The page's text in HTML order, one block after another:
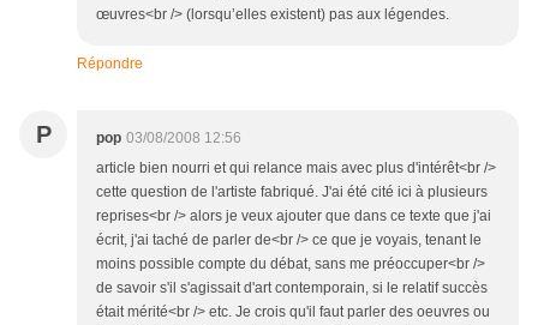
œuvres<br /> (lorsqu’elles existent) pas aux légendes.
Répondre
P pop 03/08/2008 12:56
article bien nourri et qui relance mais avec plus d'intérêt<br />
cette question de l'artiste fabriqué. J'ai été cité ici à plusieurs
reprises<br /> alors je veux ajouter que dans ce texte que j'ai
écrit, j'ai taché de parler de<br /> ce que je voyais, tenant le
moins possible compte du débat, sans me préoccuper<br />
de savoir s'il s'agissait d'art contemporain, si le relatif succès
était mérité<br /> etc. Je crois qu'il faut parler des oeuvres ou